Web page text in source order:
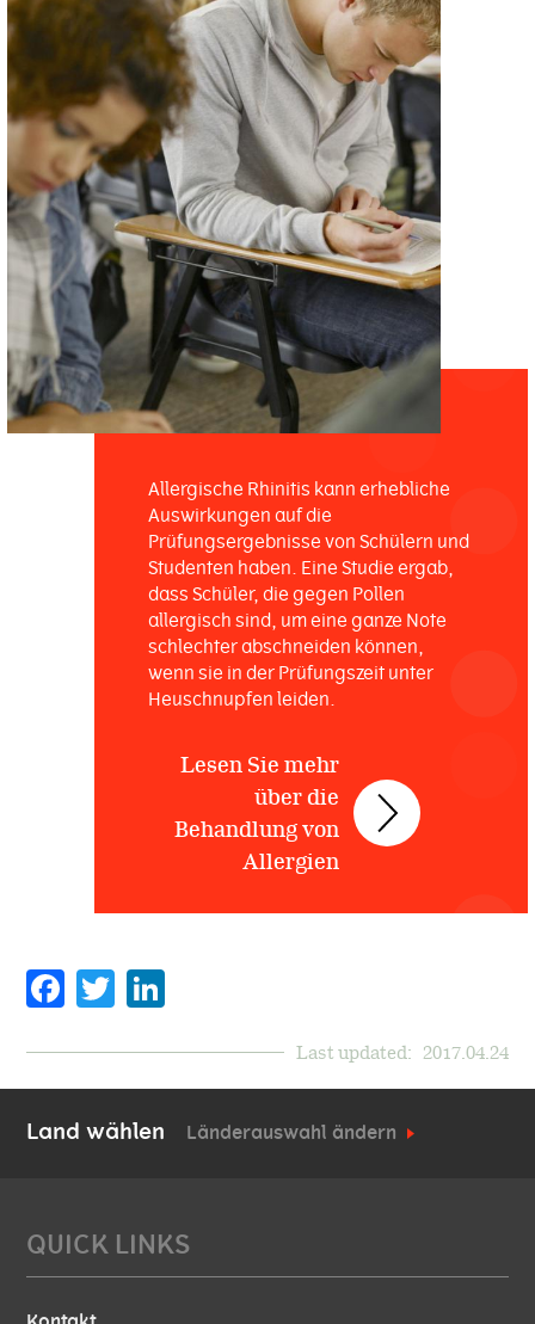
Allergische Rhinitis kann erhebliche
Auswirkungen auf die
Prüfungsergebnisse von Schülern und
Studenten haben. Eine Studie ergab,
dass Schüler, die gegen Pollen
allergisch sind, um eine ganze Note
schlechter abschneiden können,
wenn sie in der Prüfungszeit unter
Heuschnupfen leiden.
Lesen Sie mehr
über die
Behandlung von
Allergien
Facebook
Twitter
Last updated: 2017.04.24
Land wählen Länderauswahl ändern
QUICK LINKS